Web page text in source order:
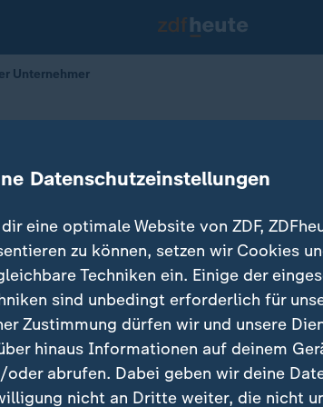
Unternehmer
junger Unternehmer
Datenschutzeinstellungen
eine optimale Website von ZDF,
zu können, setzen wir Cookies
Techniken ein. Einige der
sind unbedingt erforderlich für
Zustimmung dürfen wir und unsere
hinaus Informationen auf deinem
oder abrufen. Dabei geben wir deine
nicht an Dritte weiter, die nicht